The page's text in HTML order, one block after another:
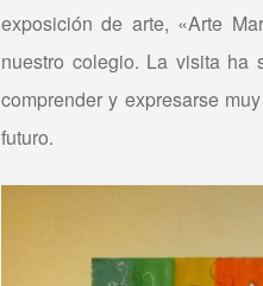
exposición de arte, «Arte
nuestro colegio. La visita ha
comprender y expresarse
futuro.